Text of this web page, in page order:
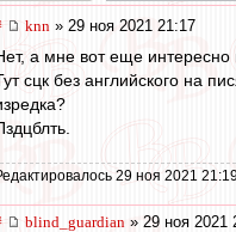
knn » 29 ноя 2021 21:17
а мне вот еще интересно
сцк без английского на
29 ноя 2021
blind_guardian » 29 ноя 2021